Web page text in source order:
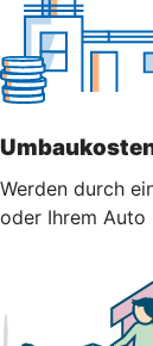
Werden durch
oder Ihrem Auto